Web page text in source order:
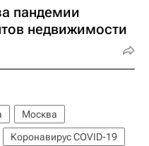
пандемии
недвижимости
Москва
Коронавирус COVID-19